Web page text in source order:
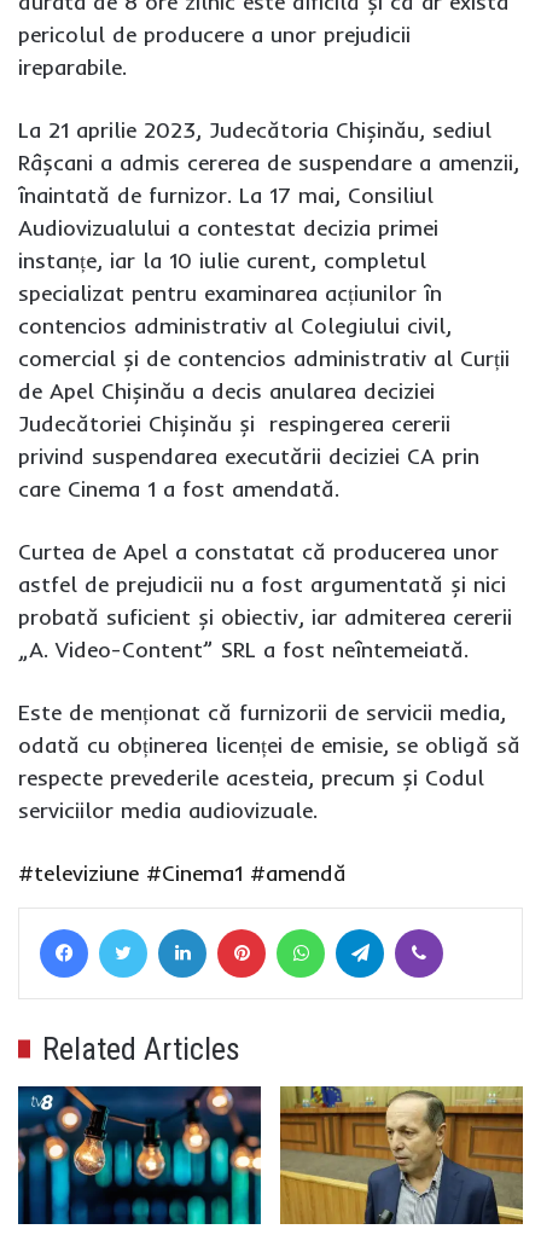
pericolul de producere a unor prejudicii
ireparabile.
La 21 aprilie 2023, Judecătoria Chișinău, sediul
Râșcani a admis cererea de suspendare a amenzii,
înaintată de furnizor. La 17 mai, Consiliul
Audiovizualului a contestat decizia primei
instanțe, iar la 10 iulie curent, completul
specializat pentru examinarea acțiunilor în
contencios administrativ al Colegiului civil,
comercial și de contencios administrativ al Curții
de Apel Chișinău a decis anularea deciziei
Judecătoriei Chișinău și respingerea cererii
privind suspendarea executării deciziei CA prin
care Cinema 1 a fost amendată.
Curtea de Apel a constatat că producerea unor
astfel de prejudicii nu a fost argumentată și nici
probată suficient și obiectiv, iar admiterea cererii
„A. Video-Content” SRL a fost neîntemeiată.
Este de menționat că furnizorii de servicii media,
odată cu obținerea licenței de emisie, se obligă să
respecte prevederile acesteia, precum și Codul
serviciilor media audiovizuale.
#televiziune #Cinema1 #amendă
FacebookTwitter LinkedIn Pinterest WhatsAppTelegram
Related Articles